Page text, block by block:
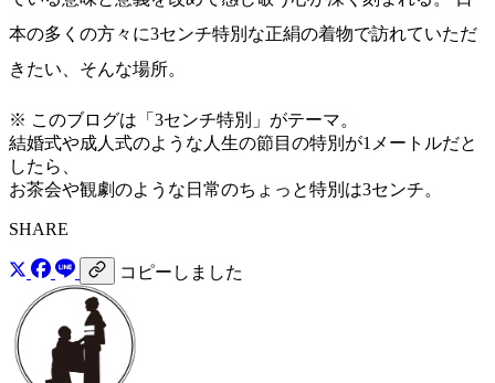
本の多くの方々に3センチ特別な正絹の着物で訪れていただ
きたい、そんな場所。
※ このブログは「3センチ特別」がテーマ。
結婚式や成人式のような人生の節目の特別が1メートルだと
したら、
お茶会や観劇のような日常のちょっと特別は3センチ。
SHARE
コピーしました